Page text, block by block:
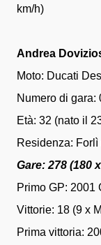
km/h)
Andrea
Moto: Ducati
Numero di gara:
Età: 32 (nato il
Residenza: Forlì
Gare: 278 (180
Primo GP: 2001
Vittorie: 18 (9 x
Prima vittoria: